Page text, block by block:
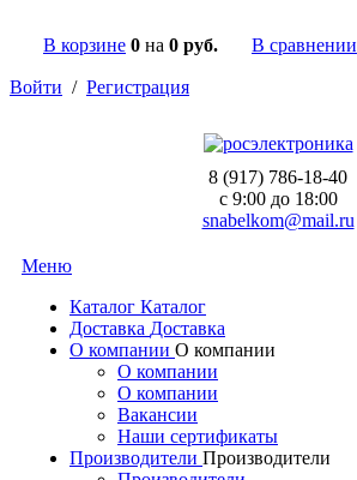
В корзине 0 на 0 руб. В сравнении
Войти / Регистрация
8 (917) 786-18-40
c 9:00 до 18:00
snabelkom@mail.ru
Меню
Каталог Каталог
Доставка Доставка
О компании О компании
О компании
О компании
Вакансии
Наши сертификаты
Производители Производители